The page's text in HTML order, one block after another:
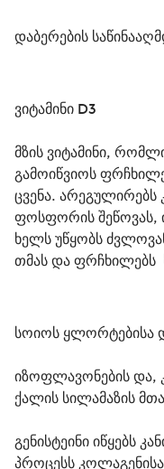
დაბერების
ვიტამინი D3
მზის ვიტამინი,
გამოიწვიოს
ცვენა. არეგულირებს
ფოსფორის შეწოვას,
ხელს უწყობს
თმას და ფრჩხილებს
სოიოს ყლორტებისა
იზოფლავონების და,
ქალის სილამაზის
გენისტეინი იწყებს
პროცესს